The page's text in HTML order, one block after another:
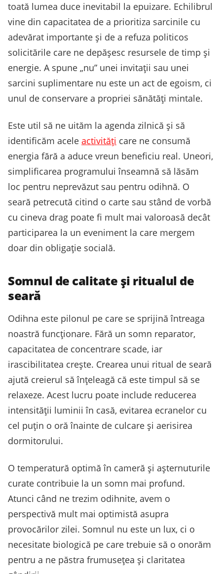
toată lumea duce inevitabil la epuizare. Echilibrul
vine din capacitatea de a prioritiza sarcinile cu
adevărat importante și de a refuza politicos
solicitările care ne depășesc resursele de timp și
energie. A spune „nu” unei invitații sau unei
sarcini suplimentare nu este un act de egoism, ci
unul de conservare a propriei sănătăți mintale.
Este util să ne uităm la agenda zilnică și să
identificăm acele activități care ne consumă
energia fără a aduce vreun beneficiu real. Uneori,
simplificarea programului înseamnă să lăsăm
loc pentru neprevăzut sau pentru odihnă. O
seară petrecută citind o carte sau stând de vorbă
cu cineva drag poate fi mult mai valoroasă decât
participarea la un eveniment la care mergem
doar din obligație socială.
Somnul de calitate și ritualul de
seară
Odihna este pilonul pe care se sprijină întreaga
noastră funcționare. Fără un somn reparator,
capacitatea de concentrare scade, iar
irascibilitatea crește. Crearea unui ritual de seară
ajută creierul să înțeleagă că este timpul să se
relaxeze. Acest lucru poate include reducerea
intensității luminii în casă, evitarea ecranelor cu
cel puțin o oră înainte de culcare și aerisirea
dormitorului.
O temperatură optimă în cameră și așternuturile
curate contribuie la un somn mai profund.
Atunci când ne trezim odihnite, avem o
perspectivă mult mai optimistă asupra
provocărilor zilei. Somnul nu este un lux, ci o
necesitate biologică pe care trebuie să o onorăm
pentru a ne păstra frumusețea și claritatea